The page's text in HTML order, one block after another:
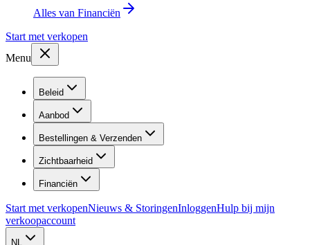
Alles van Financiën
Start met verkopen
Menu
Beleid
Aanbod
Bestellingen & Verzenden
Zichtbaarheid
Financiën
Start met verkopenNieuws & StoringenInloggenHulp bij mijn
verkoopaccount
NL